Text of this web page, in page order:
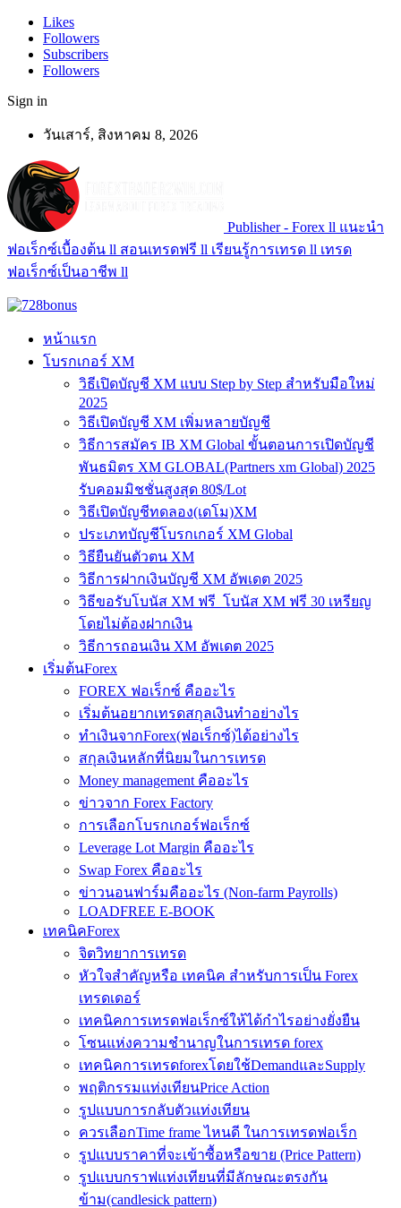
Likes
Followers
Subscribers
Followers
Sign in
วันเสาร์, สิงหาคม 8, 2026
Publisher - Forex ll แนะนำ
ฟอเร็กซ์เบื้องต้น ll สอนเทรดฟรี ll เรียนรู้การเทรด ll เทรด
ฟอเร็กซ์เป็นอาชีพ ll
หน้าแรก
โบรกเกอร์ XM
วิธีเปิดบัญชี XM แบบ Step by Step สำหรับมือใหม่
2025
วิธีเปิดบัญชี XM เพิ่มหลายบัญชี
วิธีการสมัคร IB XM Global ขั้นตอนการเปิดบัญชี
พันธมิตร XM GLOBAL(Partners xm Global) 2025
รับคอมมิชชั่นสูงสุด 80$/Lot
วิธีเปิดบัญชีทดลอง(เดโม)XM
ประเภทบัญชีโบรกเกอร์ XM Global
วิธียืนยันตัวตน XM
วิธีการฝากเงินบัญชี XM อัพเดต 2025
วิธีขอรับโบนัส XM ฟรี โบนัส XM ฟรี 30 เหรียญ
โดยไม่ต้องฝากเงิน
วิธีการถอนเงิน XM อัพเดต 2025
เริ่มต้นForex
FOREX ฟอเร็กซ์ คืออะไร
เริ่มต้นอยากเทรดสกุลเงินทำอย่างไร
ทำเงินจากForex(ฟอเร็กซ์)ได้อย่างไร
สกุลเงินหลักที่นิยมในการเทรด
Money management คืออะไร
ข่าวจาก Forex Factory
การเลือกโบรกเกอร์ฟอเร็กซ์
Leverage Lot Margin คืออะไร
Swap Forex คืออะไร
ข่าวนอนฟาร์มคืออะไร (Non-farm Payrolls)
LOADFREE E-BOOK
เทคนิคForex
จิตวิทยาการเทรด
หัวใจสำคัญหรือ เทคนิค สำหรับการเป็น Forex
เทรดเดอร์
เทคนิคการเทรดฟอเร็กซ์ให้ได้กำไรอย่างยั่งยืน
โซนแห่งความชำนาญในการเทรด forex
เทคนิคการเทรดforexโดยใช้DemandและSupply
พฤติกรรมแท่งเทียนPrice Action
รูปแบบการกลับตัวแท่งเทียน
ควรเลือกTime frame ไหนดี ในการเทรดฟอเร็ก
รูปแบบราคาที่จะเข้าซื้อหรือขาย (Price Pattern)
รูปแบบกราฟแท่งเทียนที่มีลักษณะตรงกัน
ข้าม(candlesick pattern)